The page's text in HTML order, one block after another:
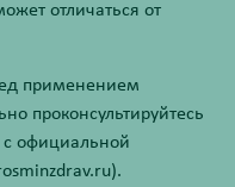
отличаться от
применением
проконсультируйтесь
с официальной